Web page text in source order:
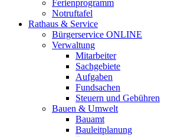
Ferienprogramm
Notruftafel
Rathaus & Service
Bürgerservice ONLINE
Verwaltung
Mitarbeiter
Sachgebiete
Aufgaben
Fundsachen
Steuern und Gebühren
Bauen & Umwelt
Bauamt
Bauleitplanung